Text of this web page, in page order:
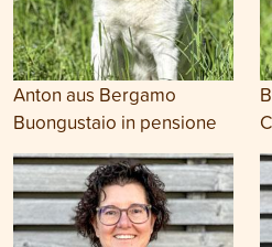
Anton aus Bergamo
Buongustaio in pensione